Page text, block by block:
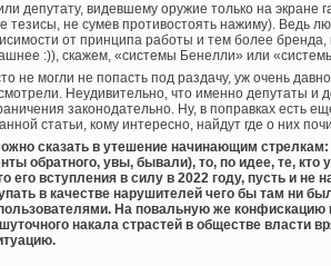
депутату, видевшему оружие только на экране
тезисы, не сумев противостоять нажиму). Ведь
от принципа работы и тем более
:)), скажем, «системы Бенелли» или
не могли не попасть под раздачу, уж очень
Неудивительно, что именно депутаты и
законодательно. Ну, в поправках есть
статьи, кому интересно, найдут где о них
сказать в утешение начинающим
обратного, увы, бывали), то, по идее, те, кто
его вступления в силу в 2022 году, пусть и не
в качестве нарушителей чего бы там ни
На повальную же конфискацию
накала страстей в обществе власти